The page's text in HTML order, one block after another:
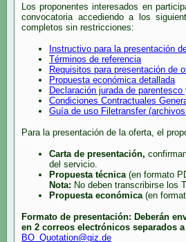
Los proponentes interesados en
convocatoria accediendo a los
completos sin restricciones:
Instructivo para la presentación
Términos de referencia
Requisitos para presentación de
Propuesta económica detallada
Declaración jurada de parentesco
Condiciones Contractuales
Guía de uso Filetransfer
Para la presentación de la oferta, el
Carta de presentación,
del servicio.
Propuesta técnica (en formato
Nota: No deben transcribirse los
Propuesta económica (en
Formato de presentación: Deberán
en 2 correos electrónicos separados
BO_Quotation@giz.de